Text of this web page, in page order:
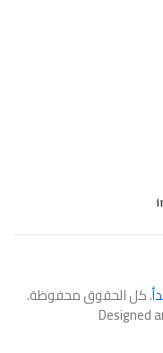
. كل الحقوق محفوظة.
Designed